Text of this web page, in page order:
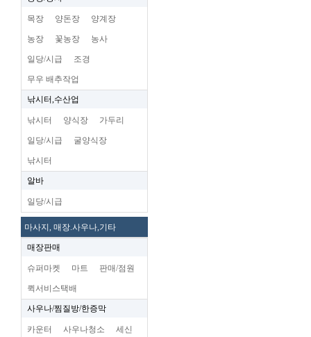
목장 양돈장 양계장
농장 꽃농장 농사
일당/시급 조경
무우 배추작업
낚시터,수산업
낚시터 양식장 가두리
일당/시급 굴양식장
낚시터
알바
일당/시급
마사지, 매장.사우나,기타
매장판매
슈퍼마켓 마트 판매/점원
퀵서비스택배
사우나/찜질방/한증막
카운터 사우나청소 세신